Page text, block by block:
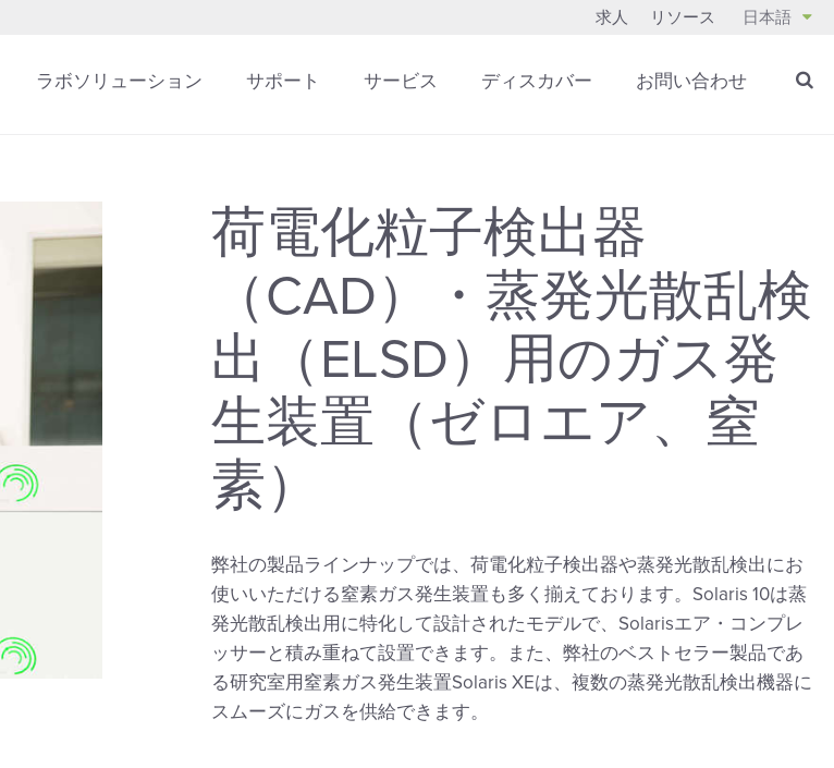
求人 リソース 日本語
ラボソリューション サポート サービス ディスカバー お問い合わせ
荷電化粒子検出器
（CAD）・蒸発光散乱検
出（ELSD）用のガス発
生装置（ゼロエア、窒
素）
弊社の製品ラインナップでは、荷電化粒子検出器や蒸発光散乱検出にお
使いいただける窒素ガス発生装置も多く揃えております。Solaris 10は蒸
発光散乱検出用に特化して設計されたモデルで、Solarisエア・コンプレ
ッサーと積み重ねて設置できます。また、弊社のベストセラー製品であ
る研究室用窒素ガス発生装置Solaris XEは、複数の蒸発光散乱検出機器に
スムーズにガスを供給できます。